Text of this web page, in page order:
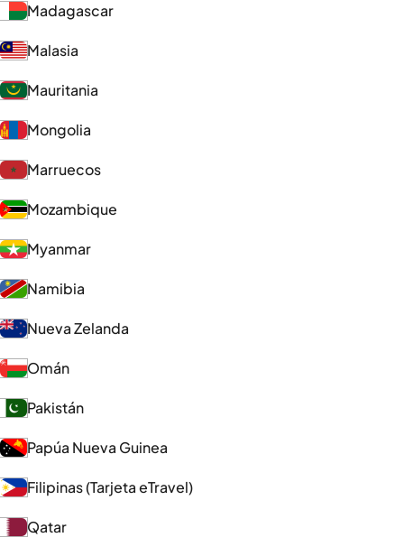
Madagascar
Malasia
Mauritania
Mongolia
Marruecos
Mozambique
Myanmar
Namibia
Nueva Zelanda
Omán
Pakistán
Papúa Nueva Guinea
Filipinas (Tarjeta eTravel)
Qatar